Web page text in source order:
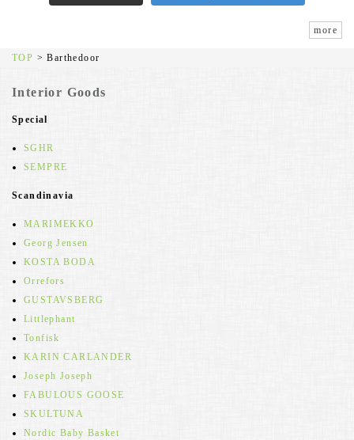
more
TOP >Barthedoor
Interior Goods
Special
SGHR
SEMPRE
Scandinavia
MARIMEKKO
Georg Jensen
KOSTA BODA
Orrefors
GUSTAVSBERG
Littlephant
Tonfisk
KARIN CARLANDER
Joseph Joseph
FABULOUS GOOSE
SKULTUNA
Nordic Baby Basket